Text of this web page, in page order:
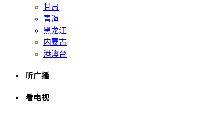
甘肃
青海
黑龙江
内蒙古
港澳台
听广播
看电视